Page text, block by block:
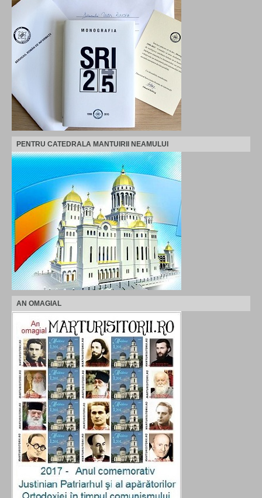
PENTRU CATEDRALA MANTUIRII NEAMULUI
AN OMAGIAL